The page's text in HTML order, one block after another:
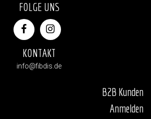
FOLGE UNS
KONTAKT
info@fibdis.de
B2B Kunden
Anmelden